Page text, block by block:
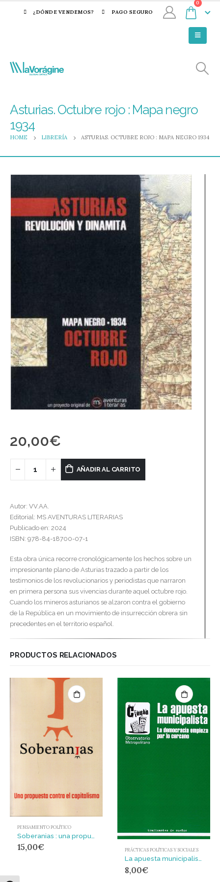
¿DÓNDE VENDEMOS? PAGO SEGURO
0
Asturias. Octubre rojo : Mapa negro
1934
HOME LIBRERÍA ASTURIAS. OCTUBRE ROJO : MAPA NEGRO 1934
20,00€
AÑADIR AL CARRITO
Autor: VV.AA.
Editorial: MS AVENTURAS LITERARIAS
Publicado en: 2024
ISBN: 978-84-18700-07-1
Esta obra única recorre cronológicamente los hechos sobre un
impresionante plano de Asturias trazado a partir de los
testimonios de los revolucionarios y periodistas que narraron
en primera persona sus vivencias durante aquel octubre rojo.
Cuando los mineros asturianos se alzaron contra el gobierno
de la República en un movimiento de insurrección obrera sin
precedentes en el territorio español.
PRODUCTOS RELACIONADOS
PENSAMIENTO POLÍTICO
15,00€ PRÁCTICAS POLÍTICAS Y SOCIALES
8,00€